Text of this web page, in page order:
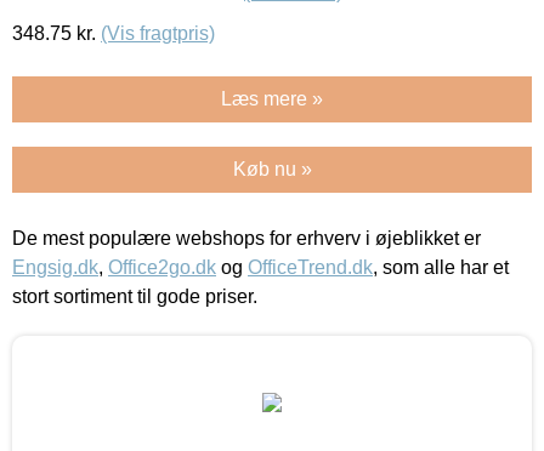
348.75 kr. (Vis fragtpris)
Læs mere »
Køb nu »
De mest populære webshops for erhverv i øjeblikket er
Engsig.dk, Office2go.dk og OfficeTrend.dk, som alle har et
stort sortiment til gode priser.